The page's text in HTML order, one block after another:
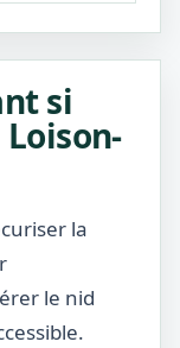
si
la
le nid